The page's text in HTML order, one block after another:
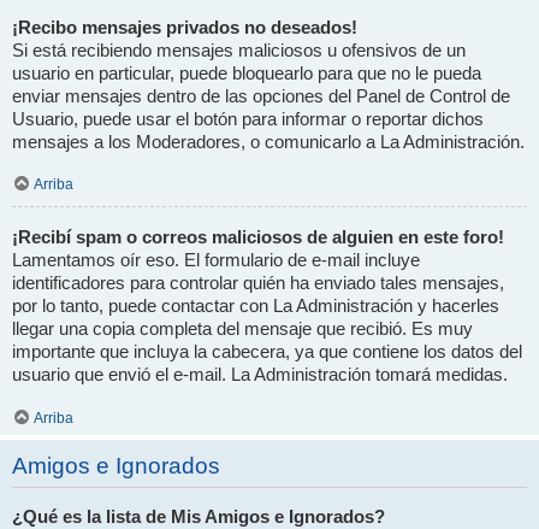
¡Recibo mensajes privados no deseados!
Si está recibiendo mensajes maliciosos u ofensivos de un
usuario en particular, puede bloquearlo para que no le pueda
enviar mensajes dentro de las opciones del Panel de Control de
Usuario, puede usar el botón para informar o reportar dichos
mensajes a los Moderadores, o comunicarlo a La Administración.
Arriba
¡Recibí spam o correos maliciosos de alguien en este foro!
Lamentamos oír eso. El formulario de e-mail incluye
identificadores para controlar quién ha enviado tales mensajes,
por lo tanto, puede contactar con La Administración y hacerles
llegar una copia completa del mensaje que recibió. Es muy
importante que incluya la cabecera, ya que contiene los datos del
usuario que envió el e-mail. La Administración tomará medidas.
Arriba
Amigos e Ignorados
¿Qué es la lista de Mis Amigos e Ignorados?